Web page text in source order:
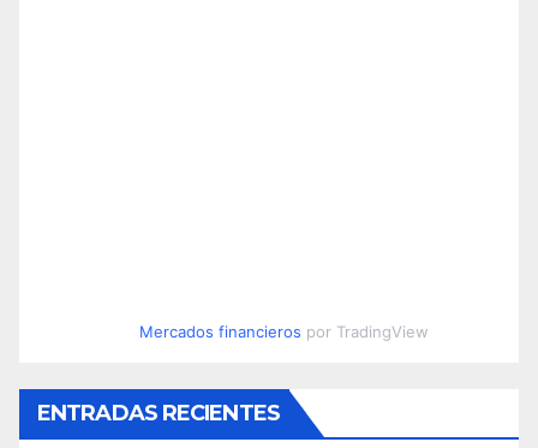
Mercados financieros por TradingView
ENTRADAS RECIENTES